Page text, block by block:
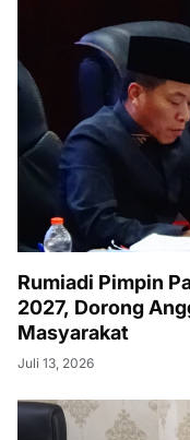
Rumiadi Pimpin
2027, Dorong
Masyarakat
Juli 13, 2026